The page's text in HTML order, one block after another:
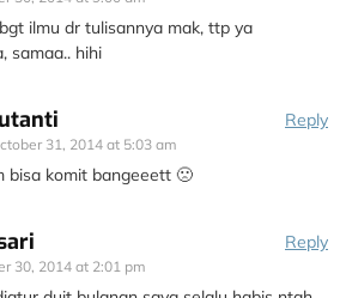
ilmu dr tulisannya mak, ttp ya
samaa.. hihi
31, 2014 at 5:03 am
Reply
bisa komit bangeeett 🙁
30, 2014 at 2:01 pm
Reply